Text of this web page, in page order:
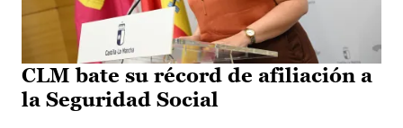
CLM bate su récord de afiliación a
la Seguridad Social